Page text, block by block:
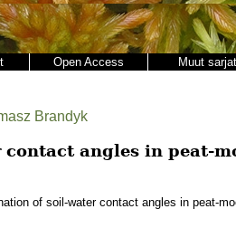
Open Access Muut sarjat
Brandyk
angles in peat-
of soil-water contact angles in peat-